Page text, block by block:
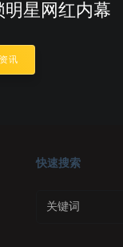
星网红内幕
讯
快速搜索